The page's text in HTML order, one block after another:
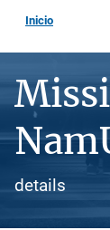
Inicio
details